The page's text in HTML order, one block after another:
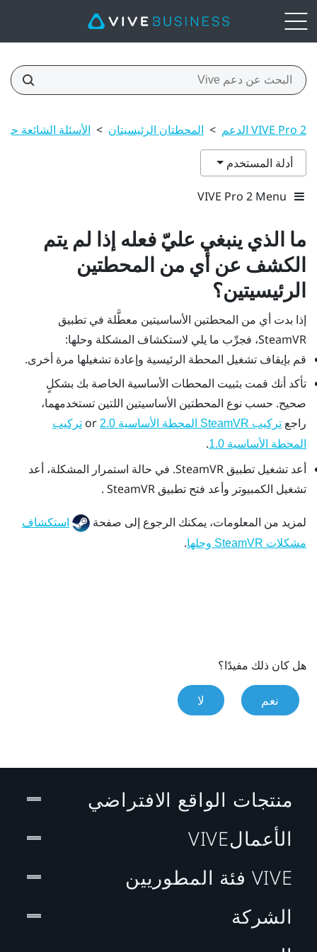
VIVE Pro 2 الدعم > المحطتان الرئيسيتان > الأسئلة الشائعة حول
أدلة المستخدم
VIVE Pro 2 Menu
ما الذي ينبغي عليّ فعله إذا لم يتم
الكشف عن أي من المحطتين
الرئيسيتين؟
إذا بدت أي من المحطتين الأساسيتين معطَّلة في تطبيق
SteamVR، فجرِّب ما يلي لاستكشاف المشكلة وحلها:
قم بإيقاف تشغيل المحطة الرئيسية وإعادة تشغيلها مرة أخرى.
تأكد أنك قمت بثبيت المحطات الأساسية الخاصة بك بشكلٍ
صحيح. حسب نوع المحطتين الأساسيتين اللتين تستخدمهما،
راجع تركيب SteamVR المحطة الأساسية 2.0
تركيب
المحطة الأساسية 1.0
.
أعد تشغيل تطبيق SteamVR. في حالة استمرار المشكلة، أعد
تشغيل الكمبيوتر وأعد فتح تطبيق SteamVR
.
لمزيد من المعلومات، يمكنك الرجوع إلى صفحة
استكشاف
مشكلات SteamVR وحلها
.
هل كان ذلك مفيدًا؟
نعم لا
منتجات الواقع الافتراضي
الأعمالVIVE
VIVE فئة المطوريين
الشركة